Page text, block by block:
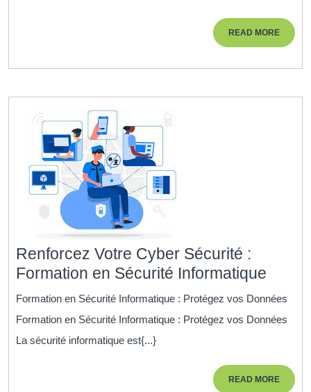
un
succès
READ MOREREAD
MORE
Renforcez Votre Cyber Sécurité :
Formation en Sécurité Informatique
Votre
Cyber
Formation en Sécurité Informatique : Protégez vos Données
Formation en Sécurité Informatique : Protégez vos Données
La sécurité informatique est{...}
READ MOREREAD